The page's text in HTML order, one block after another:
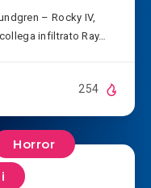
– Rocky IV,
infiltrato Ray…
254
Horror